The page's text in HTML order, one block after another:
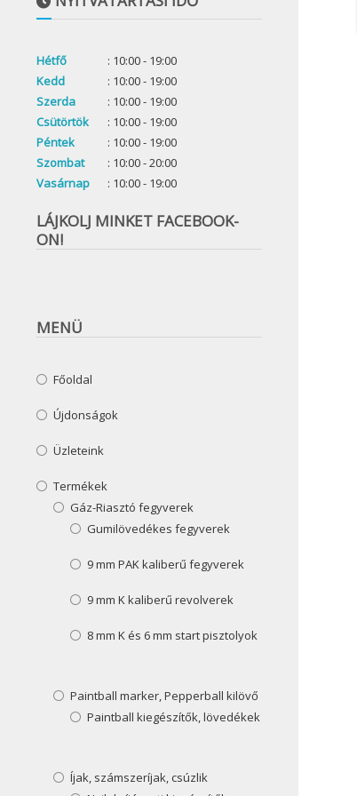
Hétfő
: 10:00 - 19:00
Kedd
: 10:00 - 19:00
Szerda
: 10:00 - 19:00
Csütörtök
: 10:00 - 19:00
Péntek
: 10:00 - 19:00
Szombat
: 10:00 - 20:00
Vasárnap
: 10:00 - 19:00
LÁJKOLJ MINKET FACEBOOK-
ON!
MENÜ
Főoldal
Újdonságok
Üzleteink
Termékek
Gáz-Riasztó fegyverek
Gumilövedékes fegyverek
9 mm PAK kaliberű fegyverek
9 mm K kaliberű revolverek
8 mm K és 6 mm start pisztolyok
Paintball marker, Pepperball kilövő
Paintball kiegészítők, lövedékek
Íjak, számszeríjak, csúzlik